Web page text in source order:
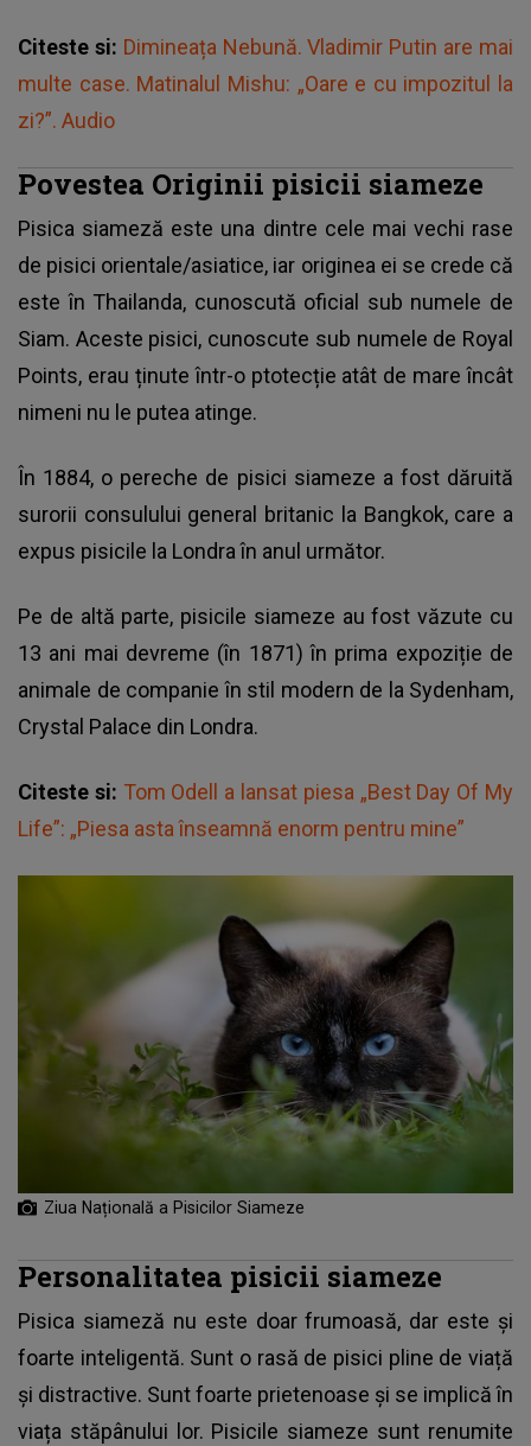
Citeste si: Dimineața Nebună. Vladimir Putin are mai
multe case. Matinalul Mishu: „Oare e cu impozitul la
zi?”. Audio
Povestea Originii pisicii siameze
Pisica siameză este una dintre cele mai vechi rase
de pisici orientale/asiatice, iar originea ei se crede că
este în Thailanda, cunoscută oficial sub numele de
Siam. Aceste pisici, cunoscute sub numele de Royal
Points, erau ținute într-o ptotecție atât de mare încât
nimeni nu le putea atinge.
În 1884, o pereche de pisici siameze a fost dăruită
surorii consulului general britanic la Bangkok, care a
expus pisicile la Londra în anul următor.
Pe de altă parte, pisicile siameze au fost văzute cu
13 ani mai devreme (în 1871) în prima expoziție de
animale de companie în stil modern de la Sydenham,
Crystal Palace din Londra.
Citeste si: Tom Odell a lansat piesa „Best Day Of My
Life”: „Piesa asta înseamnă enorm pentru mine”
Ziua Națională a Pisicilor Siameze
Personalitatea pisicii siameze
Pisica siameză nu este doar frumoasă, dar este și
foarte inteligentă. Sunt o rasă de pisici pline de viață
și distractive. Sunt foarte prietenoase și se implică în
viața stăpânului lor. Pisicile siameze sunt renumite